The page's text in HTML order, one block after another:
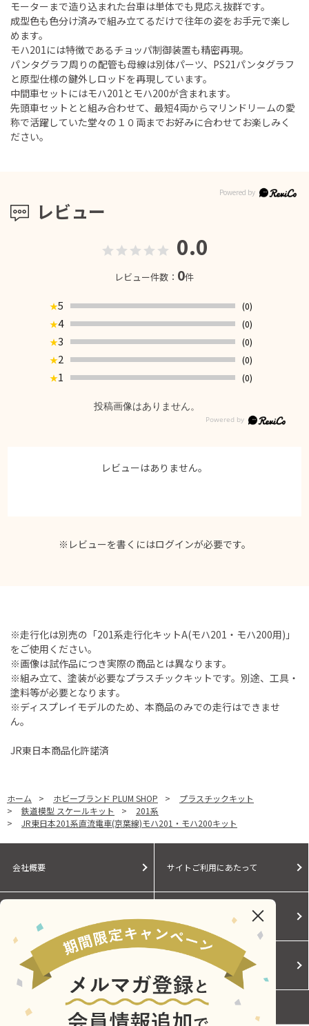
モーターまで造り込まれた台車は単体でも見応え抜群です。
成型色も色分け済みで組み立てるだけで往年の姿をお手元で楽し
めます。
モハ201には特徴であるチョッパ制御装置も精密再現。
パンタグラフ周りの配管も母線は別体パーツ、PS21パンタグラフ
と原型仕様の鍵外しロッドを再現しています。
中間車セットにはモハ201とモハ200が含まれます。
先頭車セットとと組み合わせて、最短4両からマリンドリームの愛
称で活躍していた堂々の１０両までお好みに合わせてお楽しみく
ださい。
レビュー
0.0
レビュー件数： 0件
★5
(0)
★4
(0)
★3
(0)
★2
(0)
★1 (0)
投稿画像はありません。
レビューはありません。
※レビューを書くにはログインが必要です。
※走行化は別売の「201系走行化キットA(モハ201・モハ200用)」
をご使用ください。
※画像は試作品につき実際の商品とは異なります。
※組み立て、塗装が必要なプラスチックキットです。別途、工具・
塗料等が必要となります。
※ディスプレイモデルのため、本商品のみでの走行はできませ
ん。
JR東日本商品化許諾済
ホーム > ホビーブランド PLUM SHOP >
プラスチックキット
>
鉄道模型 スケールキット >
201系
>
JR東日本201系直流電車(京葉線)モハ201・モハ200キット
会社概要 サイトご利用にあたって
Cookieポリシー ご利用規約
お問い合わせ